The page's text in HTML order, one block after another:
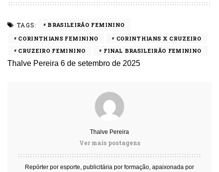
TAGS:
BRASILEIRÃO FEMININO
CORINTHIANS FEMININO
CORINTHIANS X CRUZEIRO
CRUZEIRO FEMININO
FINAL BRASILEIRÃO FEMININO
Thalve Pereira 6 de setembro de 2025
Thalve Pereira
Ver mais postagens
Repórter por esporte, publicitária por formação, apaixonada por